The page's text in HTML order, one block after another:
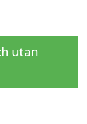
utan